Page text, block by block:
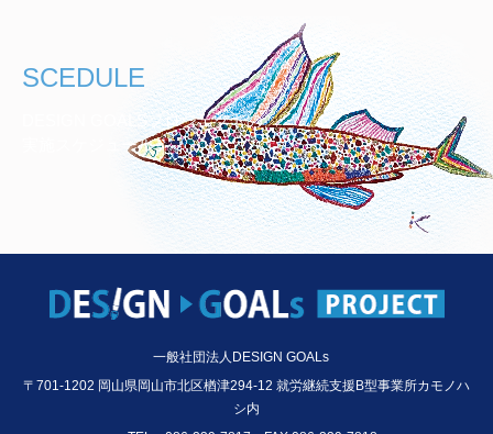
SCEDULE
DESIGN GOALSプロジェクトの
実施スケジュール
一般社団法人DESIGN GOALs
〒701-1202 岡山県岡山市北区楢津294-12 就労継続支援B型事業所カモノハ
シ内